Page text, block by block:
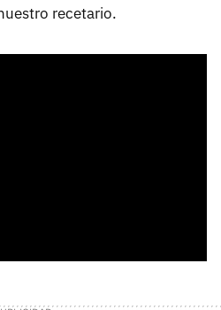
recetario.